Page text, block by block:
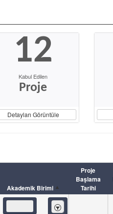
12
Kabul Edilen
Proje
Detayları Görüntüle
Akademik Birimi
Proje
Başlama
Tarihi
İçeren